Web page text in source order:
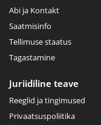
Abi ja Kontakt
Saatmisinfo
Tellimuse staatus
Tagastamine
Juriidiline teave
Reeglid ja tingimused
Privaatsuspoliitika